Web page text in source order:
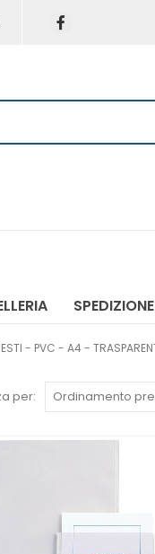
- PVC - A4 -
per: